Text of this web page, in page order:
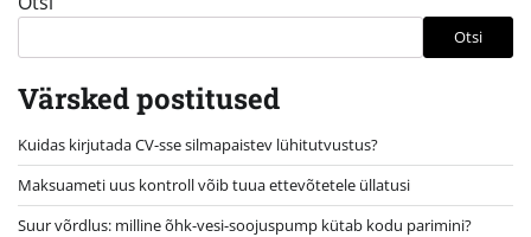
Otsi
Värsked postitused
Kuidas kirjutada CV-sse silmapaistev lühitutvustus?
Maksuameti uus kontroll võib tuua ettevõtetele üllatusi
Suur võrdlus: milline õhk-vesi-soojuspump kütab kodu parimini?